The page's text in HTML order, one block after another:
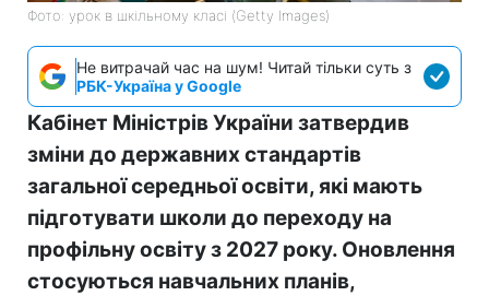
Фото: урок в шкільному класі (Getty Images)
Не витрачай час на шум! Читай тільки суть з
РБК-Україна у Google
Кабінет Міністрів України затвердив
зміни до державних стандартів
загальної середньої освіти, які мають
підготувати школи до переходу на
профільну освіту з 2027 року. Оновлення
стосуються навчальних планів,